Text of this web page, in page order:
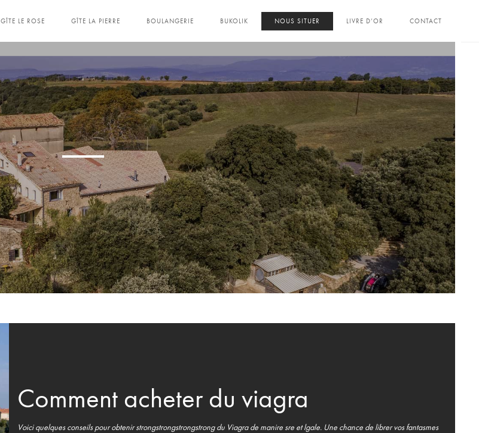
GÎTE LE ROSE GÎTE LA PIERRE BOULANGERIE BUKOLIK NOUS SITUER LIVRE D’OR CONTACT
Comment acheter du viagra
Voici quelques conseils pourobtenirstrongstrongstrongstrongdu Viagra de manire sre et lgale. Une chance de librer vos fantasmes